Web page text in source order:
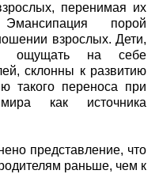
перенимая их
порой
взрослых. Дети,
ощущать на себе
склонны к развитию
такого переноса при
как источника
представление, что
раньше, чем к